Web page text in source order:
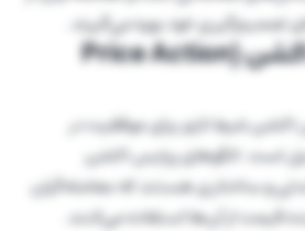
تصمیم‌گیری خود بهره می‌گیرند.
الگوهای پرایس اکشن (Price Action
اکشن شرط لازم برای موفقیت در
است. الگوهای پرایس اکشن
و ساختاری هستند که معامله‌گران
قیمت از آن‌ها استفاده می‌کنند.